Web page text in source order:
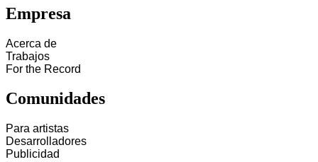
Empresa
Acerca de
Trabajos
For the Record
Comunidades
Para artistas
Desarrolladores
Publicidad